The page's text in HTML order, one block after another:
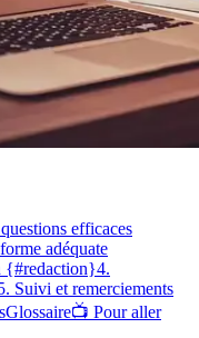
efficaces
adéquate
{#redaction}4.
Suivi et remerciements
Glossaire📺 Pour aller